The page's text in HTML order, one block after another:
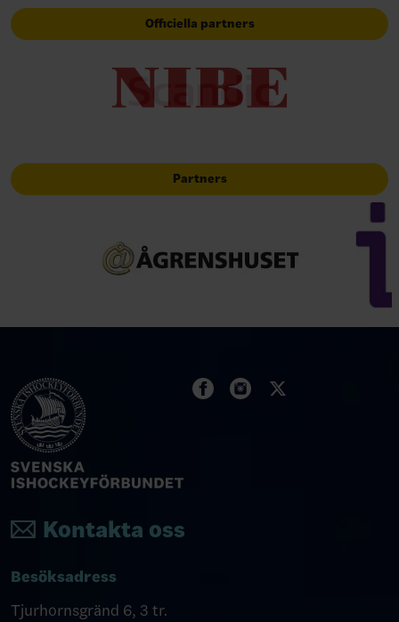
Officiella partners
Partners
Kontakta oss
Besöksadress
Tjurhornsgränd 6, 3 tr.